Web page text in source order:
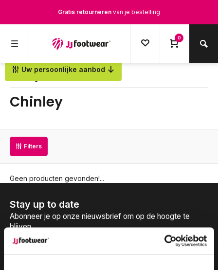
Gratis retourneren van je bestelling
0
Uw persoonlijke aanbod
Chinley
Filters
Geen producten gevonden!...
Stay up to date
Abonneer je op onze nieuwsbrief om op de hoogte te
blijven.